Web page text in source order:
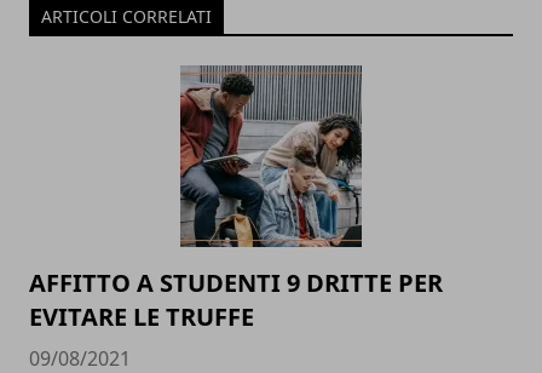
ARTICOLI CORRELATI
AFFITTO A STUDENTI 9 DRITTE PER
EVITARE LE TRUFFE
09/08/2021